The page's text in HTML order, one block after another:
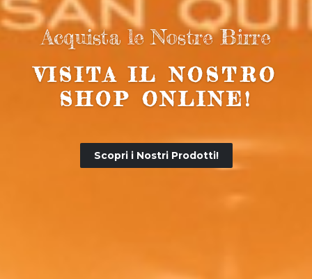
Acquista le Nostre Birre
VISITA IL NOSTRO
SHOP ONLINE!
Scopri i Nostri Prodotti!